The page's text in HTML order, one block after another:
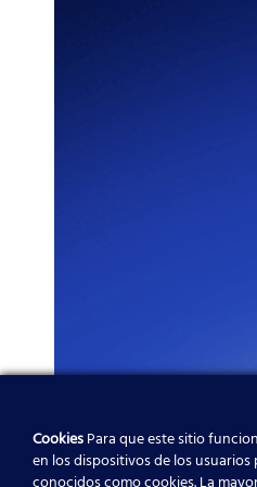
CookiesPara que este sitio
en los dispositivos de los